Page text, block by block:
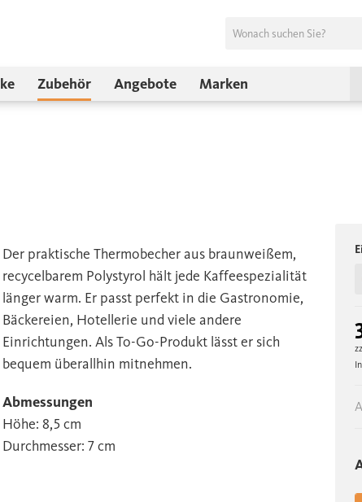
Zubehör Angebote Marken
Der praktische Thermobecher aus braunweißem,
recycelbarem Polystyrol hält jede Kaffeespezialität
länger warm. Er passt perfekt in die Gastronomie,
Bäckereien, Hotellerie und viele andere
Einrichtungen. Als To-Go-Produkt lässt er sich
bequem überallhin mitnehmen.
Abmessungen
Höhe: 8,5 cm
Durchmesser: 7 cm